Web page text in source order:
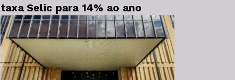
taxa Selic para 14% ao ano